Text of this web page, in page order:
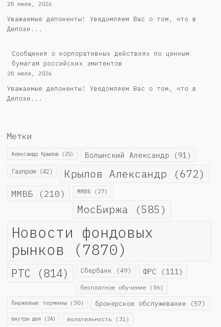
28 июля, 2026
Уважаемые депоненты! Уведомляем Вас о том, что в
Депози...
Cообщения о корпоративных действиях по ценным
бумагам российских эмитентов
28 июля, 2026
Уважаемые депоненты! Уведомляем Вас о том, что в
Депози...
Метки
Александр Крылов (25) Волынский Александр (91)
Газпром (42) Крылов Александр (672)
ММВБ (210) ММВБ (27)
МосБиржа (585)
Новости фондовых
рынков (7870)
РТС (814) Сбербанк (49) ФРС (111)
бесплатное обучение (36)
биржевые термины (30) брокерское обслуживание (57)
внутри дня (24) волатильность (31)